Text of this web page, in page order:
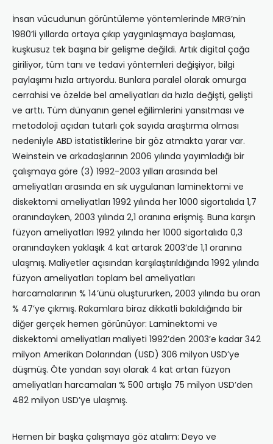
İnsan vücudunun görüntüleme yöntemlerinde MRG’nin
1980’li yıllarda ortaya çıkıp yaygınlaşmaya başlaması,
kuşkusuz tek başına bir gelişme değildi. Artık digital çağa
giriliyor, tüm tanı ve tedavi yöntemleri değişiyor, bilgi
paylaşımı hızla artıyordu. Bunlara paralel olarak omurga
cerrahisi ve özelde bel ameliyatları da hızla değişti, gelişti
ve arttı. Tüm dünyanın genel eğilimlerini yansıtması ve
metodoloji açıdan tutarlı çok sayıda araştırma olması
nedeniyle ABD istatistiklerine bir göz atmakta yarar var.
Weinstein ve arkadaşlarının 2006 yılında yayımladığı bir
çalışmaya göre (3) 1992-2003 yılları arasında bel
ameliyatları arasında en sık uygulanan laminektomi ve
diskektomi ameliyatları 1992 yılında her 1000 sigortalıda 1,7
oranındayken, 2003 yılında 2,1 oranına erişmiş. Buna karşın
füzyon ameliyatları 1992 yılında her 1000 sigortalıda 0,3
oranındayken yaklaşık 4 kat artarak 2003’de 1,1 oranına
ulaşmış. Maliyetler açısından karşılaştırıldığında 1992 yılında
füzyon ameliyatları toplam bel ameliyatları
harcamalarının % 14’ünü oluştururken, 2003 yılında bu oran
% 47’ye çıkmış. Rakamlara biraz dikkatli bakıldığında bir
diğer gerçek hemen görünüyor: Laminektomi ve
diskektomi ameliyatları maliyeti 1992’den 2003’e kadar 342
milyon Amerikan Dolarından (USD) 306 milyon USD’ye
düşmüş. Öte yandan sayı olarak 4 kat artan füzyon
ameliyatları harcamaları % 500 artışla 75 milyon USD’den
482 milyon USD’ye ulaşmış.
Hemen bir başka çalışmaya göz atalım: Deyo ve